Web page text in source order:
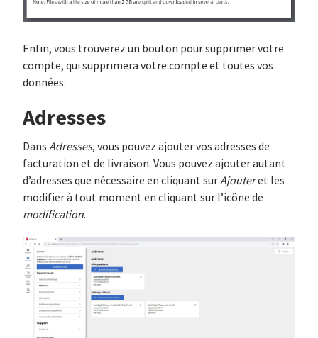
Enfin, vous trouverez un bouton pour supprimer votre
compte, qui supprimera votre compte et toutes vos
données.
Adresses
Dans Adresses, vous pouvez ajouter vos adresses de
facturation et de livraison. Vous pouvez ajouter autant
d’adresses que nécessaire en cliquant surAjouteret les
modifier à tout moment en cliquant sur l’icône de
modification.